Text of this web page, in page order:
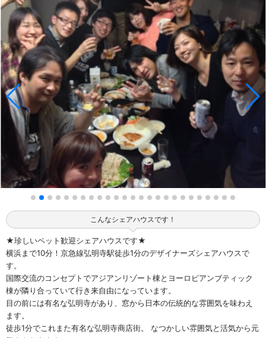
こんなシェアハウスです！
★珍しいペット歓迎シェアハウスです★
横浜まで10分！京急線弘明寺駅徒歩1分のデザイナーズシェアハウスで
す。
国際交流のコンセプトでアジアンリゾート棟とヨーロピアンブティック
棟が隣り合っていて行き来自由になっています。
目の前には有名な弘明寺があり、窓から日本の伝統的な雰囲気を味わえ
ます。
徒歩1分でこれまた有名な弘明寺商店街。 なつかしい雰囲気と活気から元